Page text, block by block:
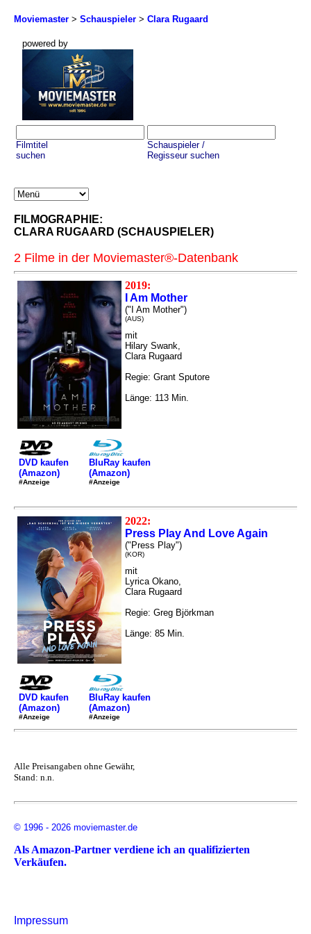
Moviemaster > Schauspieler > Clara Rugaard
powered by
Filmtitel
suchen
Schauspieler /
Regisseur suchen
FILMOGRAPHIE:
CLARA RUGAARD (SCHAUSPIELER)
2 Filme in der Moviemaster®-Datenbank
2019:
I Am Mother
("I Am Mother")
(AUS)
mit
Hilary Swank,
Clara Rugaard
Regie: Grant Sputore
Länge: 113 Min.
DVD kaufen
(Amazon)
#Anzeige
BluRay kaufen
(Amazon)
#Anzeige
2022:
Press Play And Love Again
("Press Play")
(KOR)
mit
Lyrica Okano,
Clara Rugaard
Regie: Greg Björkman
Länge: 85 Min.
DVD kaufen
(Amazon)
#Anzeige
BluRay kaufen
(Amazon)
#Anzeige
Alle Preisangaben ohne Gewähr,
Stand: n.n.
© 1996 - 2026 moviemaster.de
Als Amazon-Partner verdiene ich an qualifizierten
Verkäufen.
Impressum